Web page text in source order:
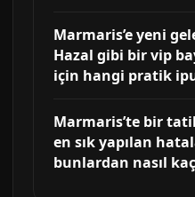
Marmaris’e yeni
Hazal gibi bir vip
için hangi pratik
Marmaris’te bir
en sık yapılan
bunlardan nasıl